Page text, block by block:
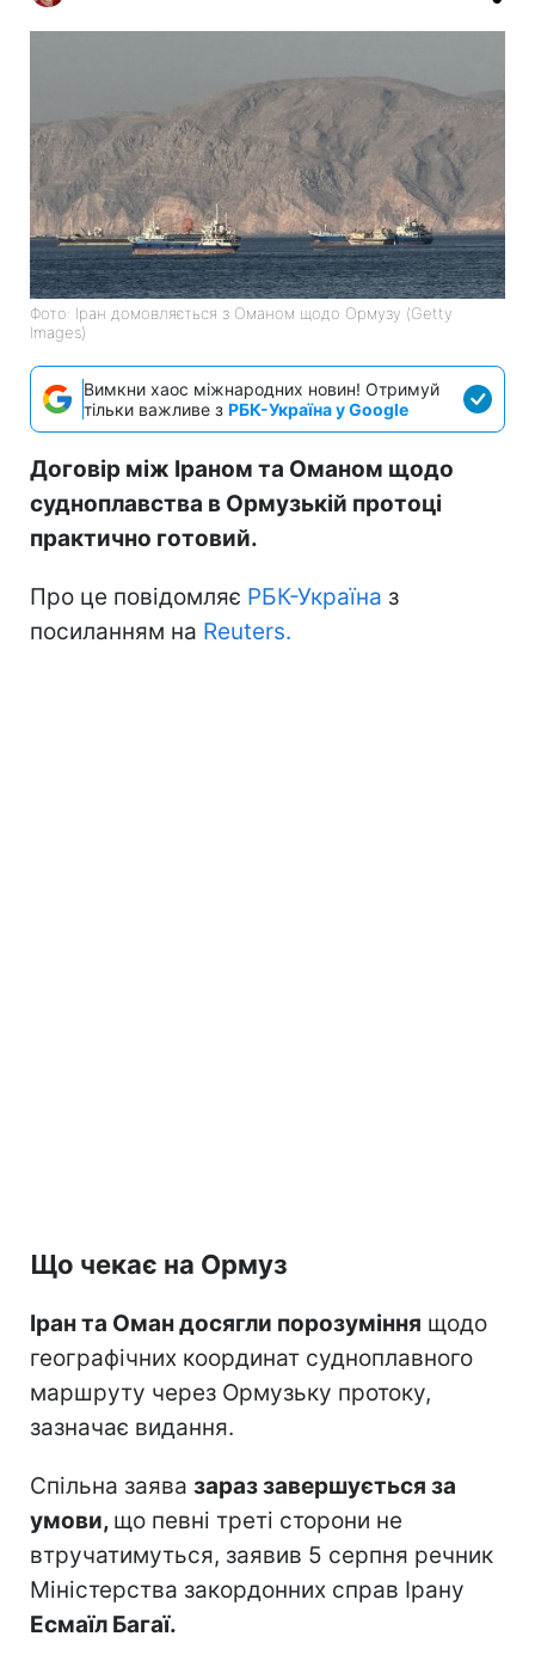
Фото: Іран домовляється з Оманом щодо Ормузу (Getty
Images)
Вимкни хаос міжнародних новин! Отримуй
тільки важливе з РБК-Україна у Google
Договір між Іраном та Оманом щодо
судноплавства в Ормузькій протоці
практично готовий.
Про це повідомляє РБК-Україна з
посиланням на Reuters.
Що чекає на Ормуз
Іран та Оман досягли порозуміння щодо
географічних координат судноплавного
маршруту через Ормузьку протоку,
зазначає видання.
Спільна заява зараз завершується за
умови, що певні треті сторони не
втручатимуться, заявив 5 серпня речник
Міністерства закордонних справ Ірану
Есмаїл Багаї.